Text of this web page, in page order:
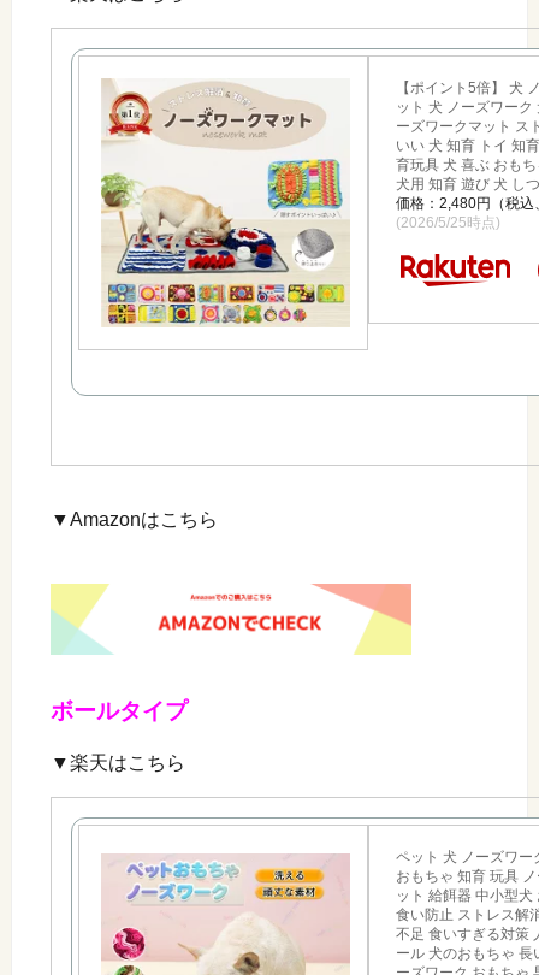
【ポイント5倍】 犬
ット 犬 ノーズワーク
ーズワークマット ス
いい 犬 知育 トイ 知
育玩具 犬 喜ぶ おも
犬用 知育 遊び 犬 し
価格：2,480円（税込
(2026/5/25時点)
▼Amazonはこちら
ボールタイプ
▼楽天はこちら
ペット 犬 ノーズワー
おもちゃ 知育 玩具
ット 給餌器 中小型犬
食い防止 ストレス解
不足 食いすぎる対策
ール 犬のおもちゃ 長